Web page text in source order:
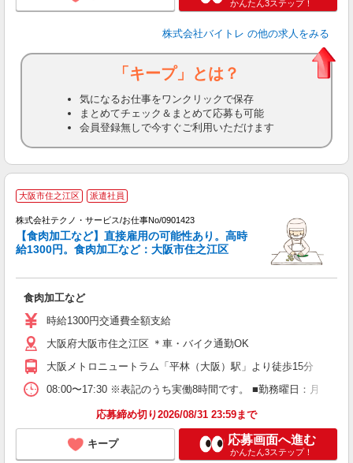
かんたん3ステップ！
株式会社バイトレ の他の求人をみる
「キープ」とは？
気になるお仕事をワンクリックで保存
まとめてチェック＆まとめて応募も可能
会員登録無しで今すぐご利用いただけます
大阪市住之江区 派遣社員
株式会社テクノ・サービス/お仕事No/0901423
【食肉加工など】直接雇用の可能性あり。高時
給1300円。食肉加工など：大阪市住之江区
食肉加工など
時給1300円交通費全額支給
大阪府大阪市住之江区 ＊車・バイク通勤OK
大阪メトロニュートラム「平林（大阪）駅」より徒歩15分
08:00〜17:30 ※表記のうち実働8時間です。 ■勤務曜日：
応募締め切り2026/08/31 23:59まで
キープ 応募画面へ進む
かんたん3ステップ！